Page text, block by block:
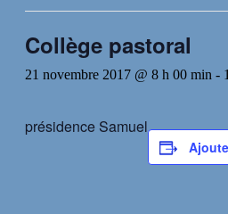
Collège pastoral
21 novembre 2017 @ 8 h 00 min -
présidence Samuel